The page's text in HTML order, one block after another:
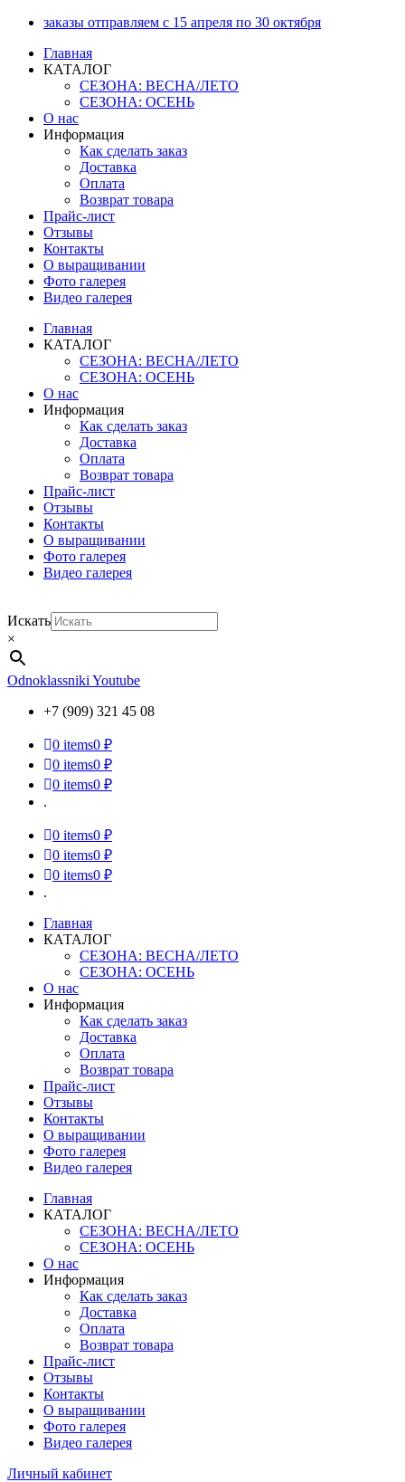
Перейти
содержимому
заказы отправляем с 15 апреля по 30 октября
Главная
КАТАЛОГ
СЕЗОНА: ВЕСНА/ЛЕТО
СЕЗОНА: ОСЕНЬ
О нас
Информация
Как сделать заказ
Доставка
Оплата
Возврат товара
Прайс-лист
Отзывы
Контакты
О выращивании
Фото галерея
Видео галерея
Главная
КАТАЛОГ
СЕЗОНА: ВЕСНА/ЛЕТО
СЕЗОНА: ОСЕНЬ
О нас
Информация
Как сделать заказ
Доставка
Оплата
Возврат товара
Прайс-лист
Отзывы
Контакты
О выращивании
Фото галерея
Видео галерея
Искать
×
Odnoklassniki Youtube
+7 (909) 321 45 08
0 items0 ₽
0 items0 ₽
0 items0 ₽
.
0 items0 ₽
0 items0 ₽
0 items0 ₽
.
Главная
КАТАЛОГ
СЕЗОНА: ВЕСНА/ЛЕТО
СЕЗОНА: ОСЕНЬ
О нас
Информация
Как сделать заказ
Доставка
Оплата
Возврат товара
Прайс-лист
Отзывы
Контакты
О выращивании
Фото галерея
Видео галерея
Главная
КАТАЛОГ
СЕЗОНА: ВЕСНА/ЛЕТО
СЕЗОНА: ОСЕНЬ
О нас
Информация
Как сделать заказ
Доставка
Оплата
Возврат товара
Прайс-лист
Отзывы
Контакты
О выращивании
Фото галерея
Видео галерея
Личный кабинет